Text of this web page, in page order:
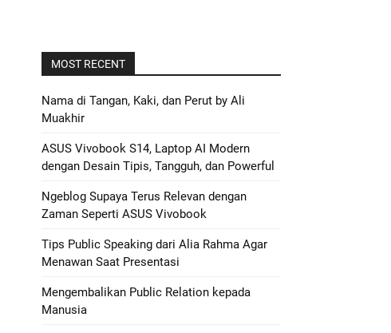
MOST RECENT
Nama di Tangan, Kaki, dan Perut by Ali
Muakhir
ASUS Vivobook S14, Laptop AI Modern
dengan Desain Tipis, Tangguh, dan Powerful
Ngeblog Supaya Terus Relevan dengan
Zaman Seperti ASUS Vivobook
Tips Public Speaking dari Alia Rahma Agar
Menawan Saat Presentasi
Mengembalikan Public Relation kepada
Manusia